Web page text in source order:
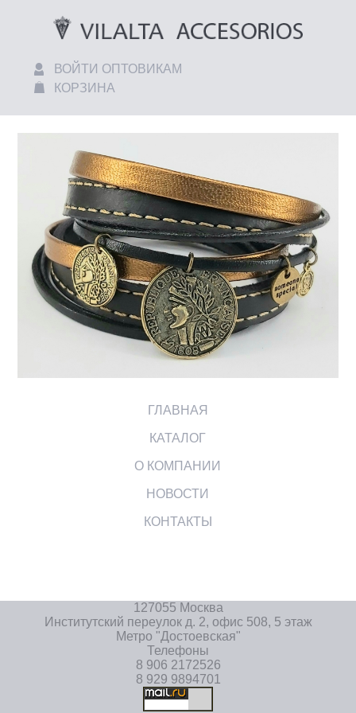
ВОЙТИ ОПТОВИКАМ
КОРЗИНА
ГЛАВНАЯ
КАТАЛОГ
О КОМПАНИИ
НОВОСТИ
КОНТАКТЫ
127055 Москва
Институтский переулок д. 2, офис 508, 5 этаж
Метро "Достоевская"
Телефоны
8 906 2172526
8 929 9894701